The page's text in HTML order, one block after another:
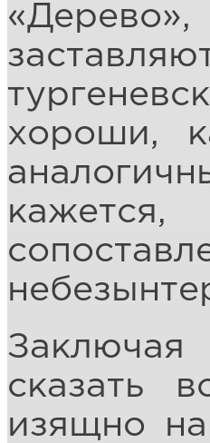
хороши,
сказать
изящно